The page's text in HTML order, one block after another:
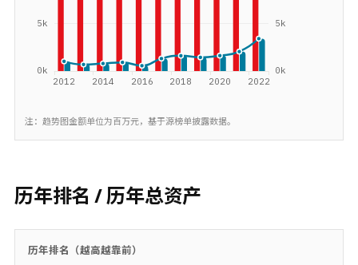
注：趋势图金额单位为百万元，基于源榜单披露数据。
历年排名 / 历年总资产
历年排名（越高越靠前）